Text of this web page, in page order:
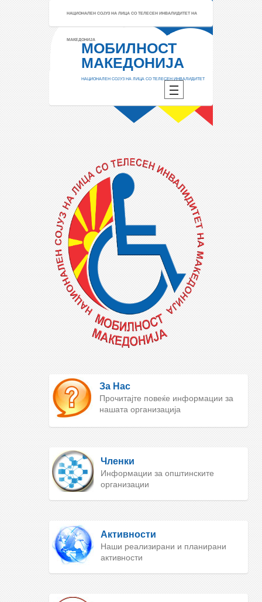
НАЦИОНАЛЕН СОЈУЗ НА ЛИЦА СО ТЕЛЕСЕН ИНВАЛИДИТЕТ НА
МАКЕДОНИЈА
МОБИЛНОСТ
МАКЕДОНИЈА
НАЦИОНАЛЕН СОЈУЗ НА ЛИЦА СО ТЕЛЕСЕН ИНВАЛИДИТЕТ
За Нас
Прочитајте повеќе информации за
нашата организација
Членки
Информации за општинските
организации
Активности
Наши реализирани и планирани
активности